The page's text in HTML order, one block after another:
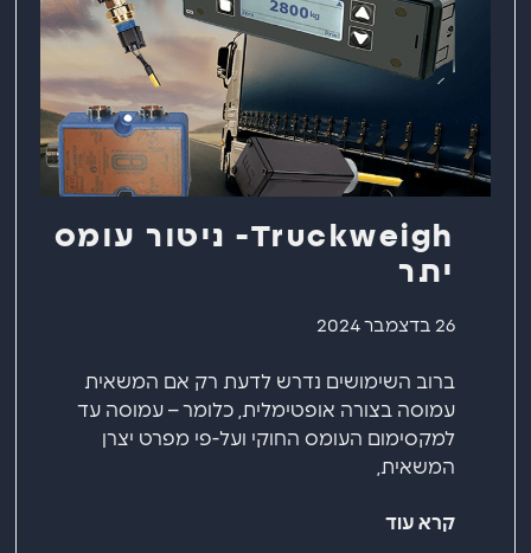
Truckweigh- ניטור עומס
יתר
26 בדצמבר 2024
ברוב השימושים נדרש לדעת רק אם המשאית
עמוסה בצורה אופטימלית, כלומר – עמוסה עד
למקסימום העומס החוקי ועל-פי מפרט יצרן
המשאית,
קרא עוד